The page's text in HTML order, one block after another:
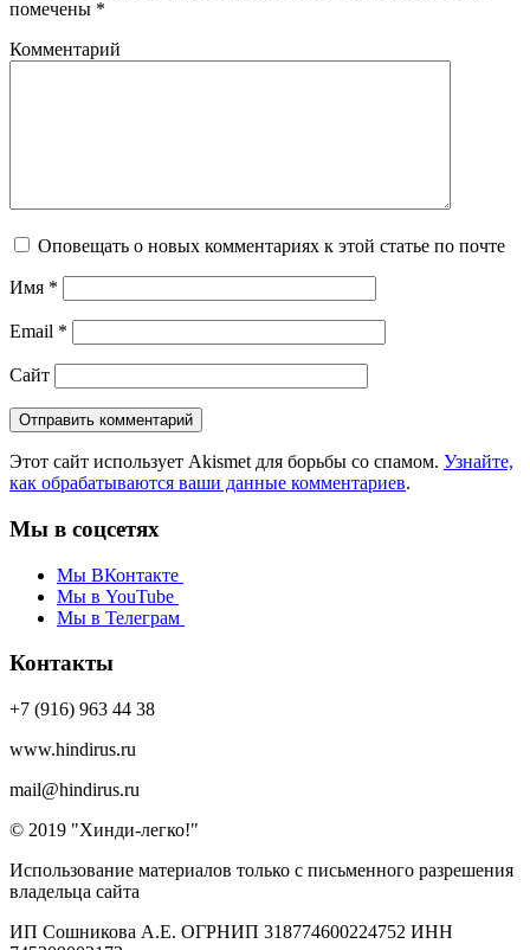
помечены *
Комментарий
Оповещать о новых комментариях к этой статье по почте
Имя *
Email *
Сайт
Этот сайт использует Akismet для борьбы со спамом. Узнайте,
как обрабатываются ваши данные комментариев.
Мы в соцсетях
Мы ВКонтакте
Мы в YouTube
Мы в Телеграм
Контакты
+7 (916) 963 44 38
www.hindirus.ru
mail@hindirus.ru
© 2019 "Хинди-легко!"
Использование материалов только с письменного разрешения
владельца сайта
ИП Сошникова А.Е. ОГРНИП 318774600224752 ИНН